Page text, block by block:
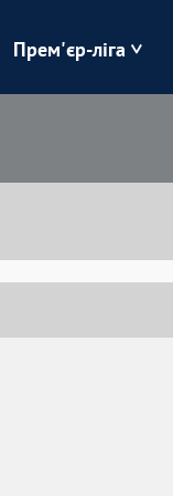
Прем'єр-ліга